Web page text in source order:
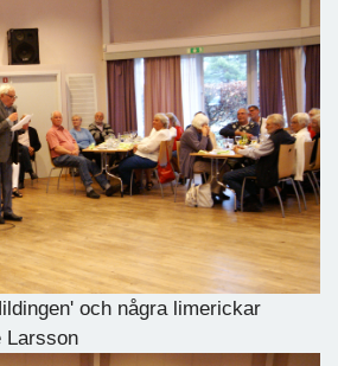
och några limerickar
Larsson